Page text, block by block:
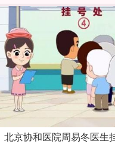
北京协和医院周易冬医生